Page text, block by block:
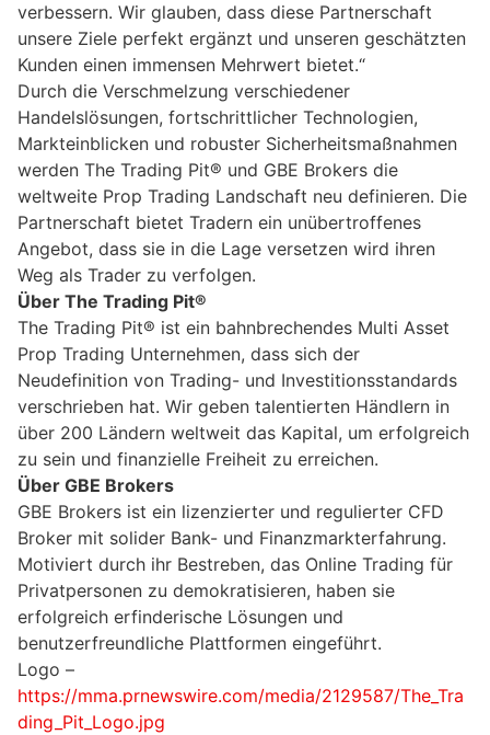
verbessern. Wir glauben, dass diese Partnerschaft
unsere Ziele perfekt ergänzt und unseren geschätzten
Kunden einen immensen Mehrwert bietet.“
Durch die Verschmelzung verschiedener
Handelslösungen, fortschrittlicher Technologien,
Markteinblicken und robuster Sicherheitsmaßnahmen
werden The Trading Pit® und GBE Brokers die
weltweite Prop Trading Landschaft neu definieren. Die
Partnerschaft bietet Tradern ein unübertroffenes
Angebot, dass sie in die Lage versetzen wird ihren
Weg als Trader zu verfolgen.
Über The Trading Pit®
The Trading Pit® ist ein bahnbrechendes Multi Asset
Prop Trading Unternehmen, dass sich der
Neudefinition von Trading- und Investitionsstandards
verschrieben hat. Wir geben talentierten Händlern in
über 200 Ländern weltweit das Kapital, um erfolgreich
zu sein und finanzielle Freiheit zu erreichen.
Über GBE Brokers
GBE Brokers ist ein lizenzierter und regulierter CFD
Broker mit solider Bank- und Finanzmarkterfahrung.
Motiviert durch ihr Bestreben, das Online Trading für
Privatpersonen zu demokratisieren, haben sie
erfolgreich erfinderische Lösungen und
benutzerfreundliche Plattformen eingeführt.
Logo –
https://mma.prnewswire.com/media/2129587/The_Tra
ding_Pit_Logo.jpg